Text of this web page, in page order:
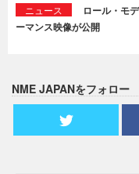
ニュース
ロール・モ
ーマンス映像が公開
NME JAPANをフォロー